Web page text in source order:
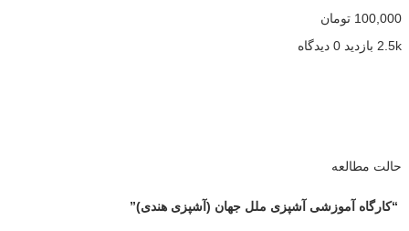
100,000 تومان
2.5k بازدید
حالت مطالعه
“کارگاه آموزشی آشپزی ملل جهان (آشپزی هندی)”